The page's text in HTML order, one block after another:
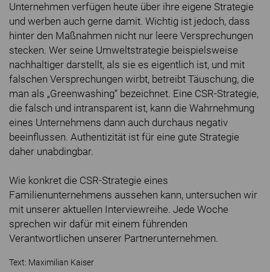
Unternehmen verfügen heute über ihre eigene Strategie
und werben auch gerne damit. Wichtig ist jedoch, dass
hinter den Maßnahmen nicht nur leere Versprechungen
stecken. Wer seine Umweltstrategie beispielsweise
nachhaltiger darstellt, als sie es eigentlich ist, und mit
falschen Versprechungen wirbt, betreibt Täuschung, die
man als „Greenwashing“ bezeichnet. Eine CSR-Strategie,
die falsch und intransparent ist, kann die Wahrnehmung
eines Unternehmens dann auch durchaus negativ
beeinflussen. Authentizität ist für eine gute Strategie
daher unabdingbar.
Wie konkret die CSR-Strategie eines
Familienunternehmens aussehen kann, untersuchen wir
mit unserer aktuellen Interviewreihe. Jede Woche
sprechen wir dafür mit einem führenden
Verantwortlichen unserer Partnerunternehmen.
Text: Maximilian Kaiser